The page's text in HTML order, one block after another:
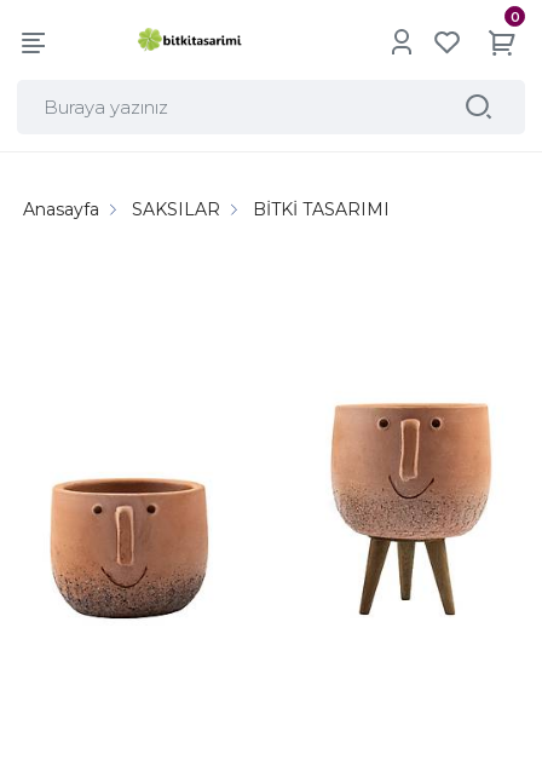
0
Anasayfa SAKSILAR BİTKİ TASARIMI